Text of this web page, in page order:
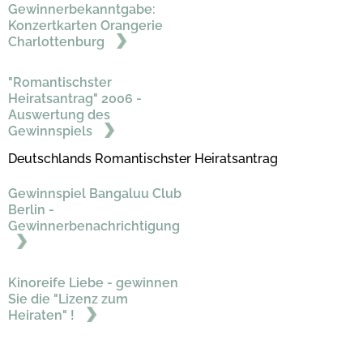
Gewinnerbekanntgabe:
Konzertkarten Orangerie
Charlottenburg
"Romantischster
Heiratsantrag" 2006 -
Auswertung des
Gewinnspiels
Deutschlands Romantischster Heiratsantrag
Gewinnspiel Bangaluu Club
Berlin -
Gewinnerbenachrichtigung
Kinoreife Liebe - gewinnen
Sie die "Lizenz zum
Heiraten" !